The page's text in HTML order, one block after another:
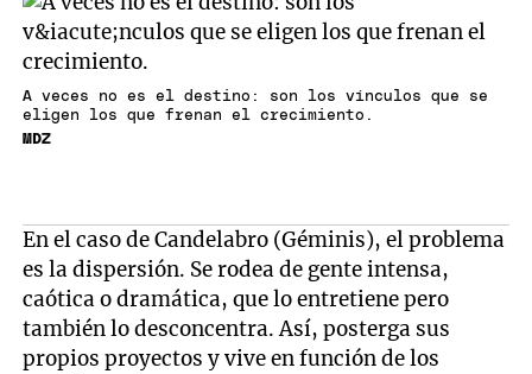
A veces no es el destino: son los vínculos que se
eligen los que frenan el crecimiento.
MDZ
En el caso de Candelabro (Géminis), el problema
es la dispersión. Se rodea de gente intensa,
caótica o dramática, que lo entretiene pero
también lo desconcentra. Así, posterga sus
propios proyectos y vive en función de los